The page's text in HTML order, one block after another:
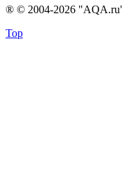
® © 2004-2026
Top